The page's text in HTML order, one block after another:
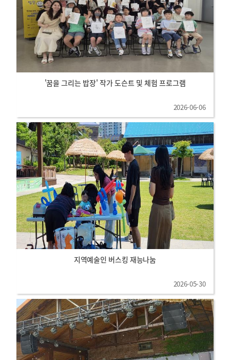
'꿈을 그리는 밥장' 작가 도슨트 및 체험 프로그램
2026-06-06
지역예술인 버스킹 재능나눔
2026-05-30